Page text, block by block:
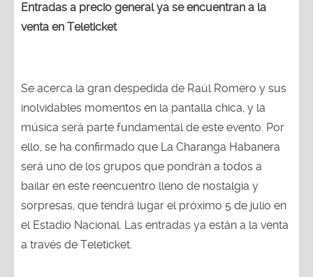
Entradas a precio general ya se encuentran a la
venta en Teleticket
Se acerca la gran despedida de Raúl Romero y sus
inolvidables momentos en la pantalla chica, y la
música será parte fundamental de este evento. Por
ello, se ha confirmado que La Charanga Habanera
será uno de los grupos que pondrán a todos a
bailar en este reencuentro lleno de nostalgia y
sorpresas, que tendrá lugar el próximo 5 de julio en
el Estadio Nacional. Las entradas ya están a la venta
a través de Teleticket.